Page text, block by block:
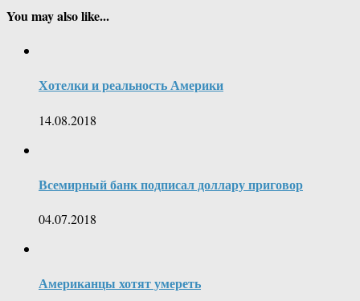
You may also like...
Хотелки и реальность Америки
14.08.2018
Всемирный банк подписал доллару приговор
04.07.2018
Американцы хотят умереть